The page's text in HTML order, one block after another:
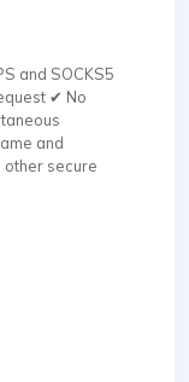
and SOCKS5
✔ No
and
secure